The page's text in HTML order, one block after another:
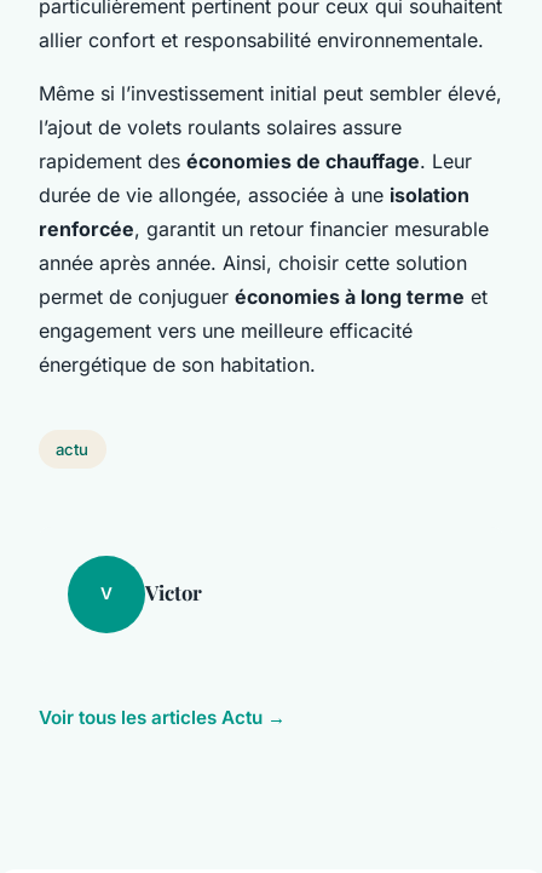
particulièrement pertinent pour ceux qui souhaitent
allier confort et responsabilité environnementale.
Même si l’investissement initial peut sembler élevé,
l’ajout de volets roulants solaires assure
rapidement des économies de chauffage. Leur
durée de vie allongée, associée à une isolation
renforcée, garantit un retour financier mesurable
année après année. Ainsi, choisir cette solution
permet de conjuguer économies à long terme et
engagement vers une meilleure efficacité
énergétique de son habitation.
actu
V Victor
Voir tous les articles Actu →